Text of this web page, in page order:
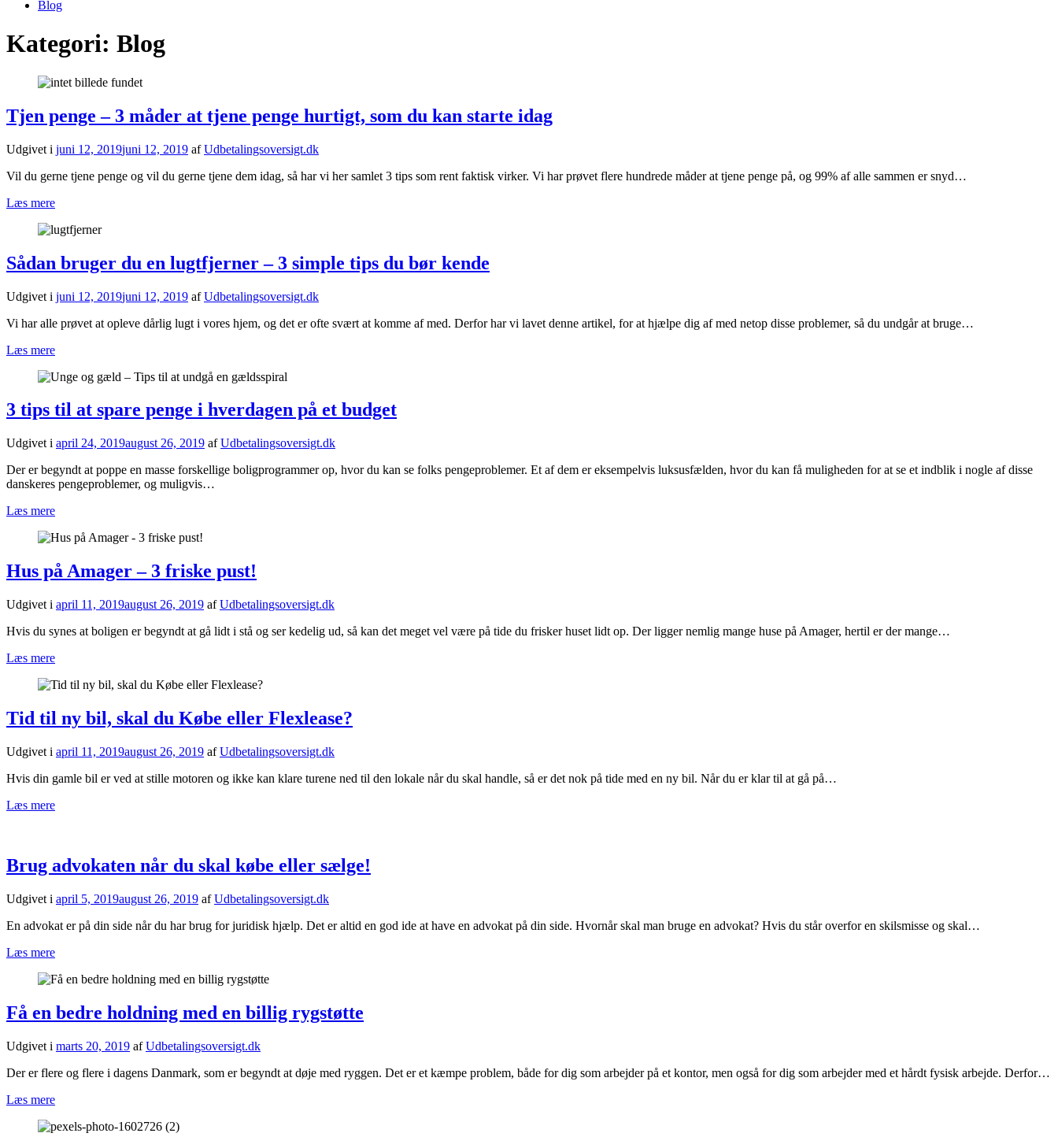
Blog
Kategori: Blog
Tjen penge – 3 måder at tjene penge hurtigt, som du kan starte idag
Udgivet i juni 12, 2019juni 12, 2019 afUdbetalingsoversigt.dk
Vil du gerne tjene penge og vil du gerne tjene dem idag, så har vi her samlet 3 tips som rent faktisk virker. Vi har prøvet flere hundrede måder at tjene penge på, og 99% af alle sammen er snyd…
Læs mere
Sådan bruger du en lugtfjerner – 3 simple tips du bør kende
Udgivet i juni 12, 2019juni 12, 2019 afUdbetalingsoversigt.dk
Vi har alle prøvet at opleve dårlig lugt i vores hjem, og det er ofte svært at komme af med. Derfor har vi lavet denne artikel, for at hjælpe dig af med netop disse problemer, så du undgår at bruge…
Læs mere
3 tips til at spare penge i hverdagen på et budget
Udgivet i april 24, 2019august 26, 2019 afUdbetalingsoversigt.dk
Der er begyndt at poppe en masse forskellige boligprogrammer op, hvor du kan se folks pengeproblemer. Et af dem er eksempelvis luksusfælden, hvor du kan få muligheden for at se et indblik i nogle af disse
danskeres pengeproblemer, og muligvis…
Læs mere
Hus på Amager – 3 friske pust!
Udgivet i april 11, 2019august 26, 2019 afUdbetalingsoversigt.dk
Hvis du synes at boligen er begyndt at gå lidt i stå og ser kedelig ud, så kan det meget vel være på tide du frisker huset lidt op. Der ligger nemlig mange huse på Amager, hertil er der mange…
Læs mere
Tid til ny bil, skal du Købe eller Flexlease?
Udgivet i april 11, 2019august 26, 2019 afUdbetalingsoversigt.dk
Hvis din gamle bil er ved at stille motoren og ikke kan klare turene ned til den lokale når du skal handle, så er det nok på tide med en ny bil. Når du er klar til at gå på…
Læs mere
Brug advokaten når du skal købe eller sælge!
Udgivet i april 5, 2019august 26, 2019 afUdbetalingsoversigt.dk
En advokat er på din side når du har brug for juridisk hjælp. Det er altid en god ide at have en advokat på din side. Hvornår skal man bruge en advokat? Hvis du står overfor en skilsmisse og skal…
Læs mere
Få en bedre holdning med en billig rygstøtte
Udgivet i marts 20, 2019 afUdbetalingsoversigt.dk
Der er flere og flere i dagens Danmark, som er begyndt at døje med ryggen. Det er et kæmpe problem, både for dig som arbejder på et kontor, men også for dig som arbejder med et hårdt fysisk arbejde. Derfor…
Læs mere